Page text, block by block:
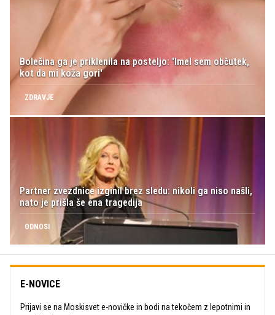
Bolečina ga je priklenila na posteljo: 'Imel sem občutek,
kot da mi koža gori'
ZDRAVJE
Partner zvezdnice izginil brez sledu: nikoli ga niso našli,
nato je prišla še ena tragedija
ODNOSI
E-NOVICE
Prijavi se na Moskisvet e-novičke in bodi na tekočem z lepotnimi in